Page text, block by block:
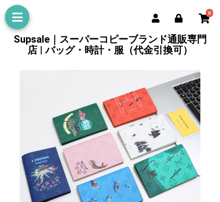
0
Supsale｜スーパーコピーブランド通販専門
店 | バッグ・時計・服（代金引換可）